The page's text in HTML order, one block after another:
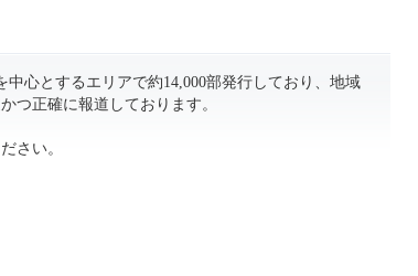
心とするエリアで約14,000部発行しており、地域
つ正確に報道しております。
さい。